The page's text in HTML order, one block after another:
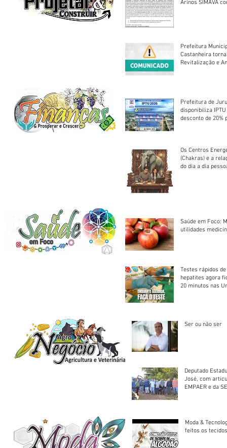
Arinos SIMAVA convoca à
Prefeitura
Castanheira
Revitalização e
Prefeitura de
disponibiliza
desconto de 20%
Os Centros
(Chakras) e a
do dia a dia
Saúde em Foco:
utilidades
Testes rápidos
hepatites agora
20 minutos nas
Ser ou não ser
Deputado
José, com
EMPAER e da
Moda &
feitos os